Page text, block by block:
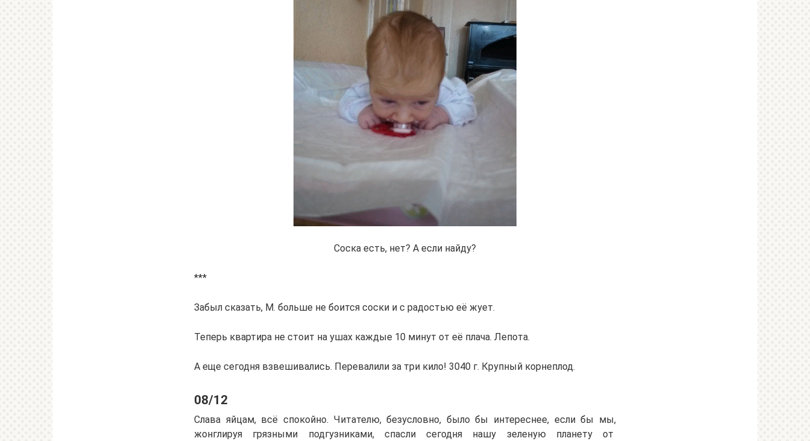
Соска есть, нет? А если найду?
***
Забыл сказать, М. больше не боится соски и с радостью её жует.
Теперь квартира не стоит на ушах каждые 10 минут от её плача. Лепота.
А еще сегодня взвешивались. Перевалили за три кило! 3040 г. Крупный корнеплод.
08/12
Слава яйцам, всё спокойно. Читателю, безусловно, было бы интереснее, если бы мы,
жонглируя грязными подгузниками, спасли сегодня нашу зеленую планету от